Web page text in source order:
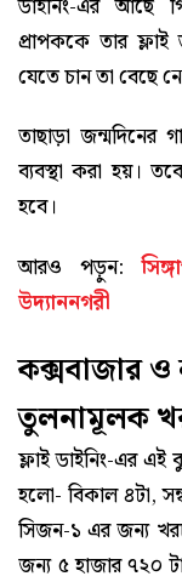
ডাইনিং-এর আছে
প্রাপককে তার
যেতে চান তা বেছে
তাছাড়া
ব্যবস্থা করা হয়।
হবে।
আরও পড়ুন:
উদ্যাননগরী
কক্সবাজার ও
তুলনামূলক
ফ্লাই ডাইনিং-এর
হলো- বিকাল ৪টা,
সিজন-১ এর জন্য
জন্য ৫ হাজার ৭২০